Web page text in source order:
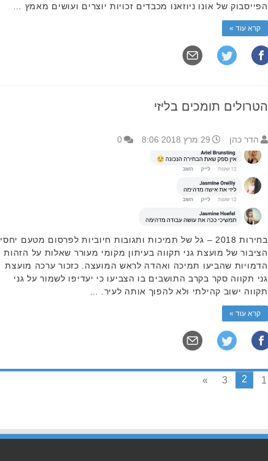
הפייסבוק של אונו ניוזאנו מכבדים זכויות יוצרים ועושים מאמץ …
קרא עוד »
הטרולים תומכים בליזי
הדר כהן 29 מרץ 2018 8:06 0
בחירות 2018 – גל של תמיכות ותגובות חיוביות לפרסום מטעם יחסי
הציבור של מועצת גני תקווה בעיתון מקומי מעורר שאלות על הזהות
הדמויות שהביעו תמיכה ואהדה לראש המועצה. כזכור ערכה מועצת
גני תקווה סקר בקרב התושבים בו הצביעו כי יעדיפו לשמור על גני
תקווה ישוב קהילתי ולא להפוך אותה לעיר. …
קרא עוד »
1
2
3
»